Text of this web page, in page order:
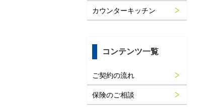
カウンターキッチン
コンテンツ一覧
ご契約の流れ
保険のご相談